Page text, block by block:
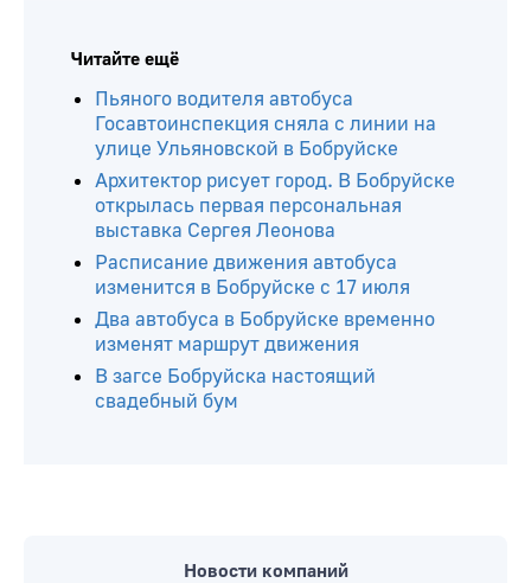
Читайте ещё
Пьяного водителя автобуса
Госавтоинспекция сняла с линии на
улице Ульяновской в Бобруйске
Архитектор рисует город. В Бобруйске
открылась первая персональная
выставка Сергея Леонова
свадебный бум